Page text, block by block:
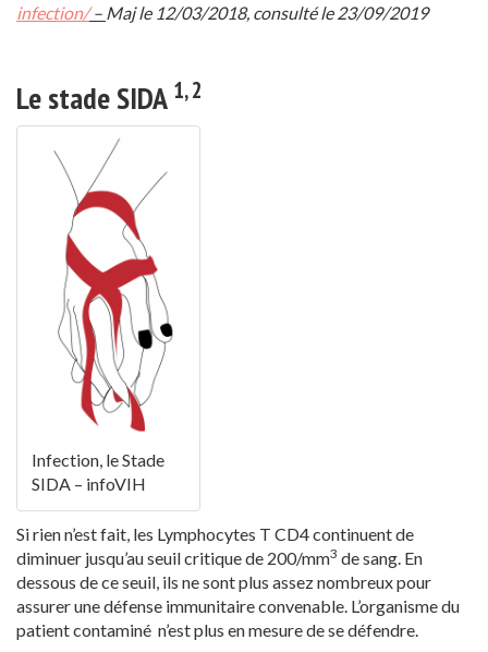
infection/– Maj le 12/03/2018, consulté le 23/09/2019
Le stade SIDA 1, 2
Infection, le Stade
SIDA – infoVIH
Si rien n’est fait, les Lymphocytes T CD4 continuent de
diminuer jusqu’au seuil critique de 200/mm3 de sang. En
dessous de ce seuil, ils ne sont plus assez nombreux pour
assurer une défense immunitaire convenable. L’organisme du
patient contaminé n’est plus en mesure de se défendre.